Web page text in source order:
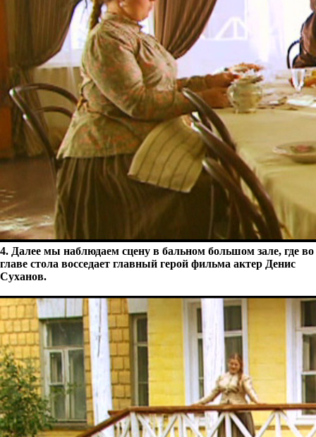
4. Далее мы наблюдаем сцену в бальном большом зале, где во
главе стола восседает главный герой фильма актер Денис
Суханов.